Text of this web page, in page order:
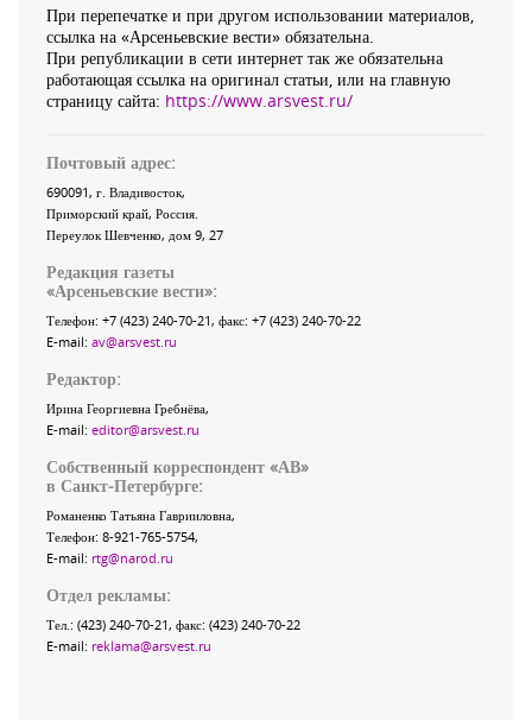
При перепечатке и при другом использовании материалов,
ссылка на «Арсеньевские вести» обязательна.
При републикации в сети интернет так же обязательна
работающая ссылка на оригинал статьи, или на главную
страницу сайта: https://www.arsvest.ru/
Почтовый адрес:
690091, г. Владивосток,
Приморский край, Россия
Переулок Шевченко, дом 9, 27
Редакция газеты
«Арсеньевские вести»:
Телефон: +7 (423) 240-70-21, факс: +7 (423) 240-70-22
E-mail: av@arsvest.ru
Редактор:
Ирина Георгиевна Гребнёва,
E-mail: editor@arsvest.ru
Собственный корреспондент «АВ»
в Санкт-Петербурге:
Романенко Татьяна Гаврииловна,
Телефон: 8-921-765-5754,
E-mail: rtg@narod.ru
Отдел рекламы:
Тел.: (423) 240-70-21, факс: (423) 240-70-22
E-mail: reklama@arsvest.ru